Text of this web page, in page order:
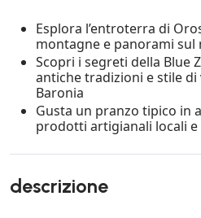
Esplora l’entroterra di
montagne e panorami sul
Scopri i segreti della Blue
antiche tradizioni e stile
Baronia
Gusta un pranzo tipico in
prodotti artigianali locali
descrizione